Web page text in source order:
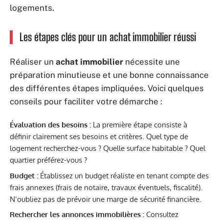
logements.
Les étapes clés pour un achat immobilier réussi
Réaliser un achat immobilier nécessite une
préparation minutieuse et une bonne connaissance
des différentes étapes impliquées. Voici quelques
conseils pour faciliter votre démarche :
Évaluation des besoins : La première étape consiste à
définir clairement ses besoins et critères. Quel type de
logement recherchez-vous ? Quelle surface habitable ? Quel
quartier préférez-vous ?
Budget : Établissez un budget réaliste en tenant compte des
frais annexes (frais de notaire, travaux éventuels, fiscalité).
N’oubliez pas de prévoir une marge de sécurité financière.
Rechercher les annonces immobilières : Consultez